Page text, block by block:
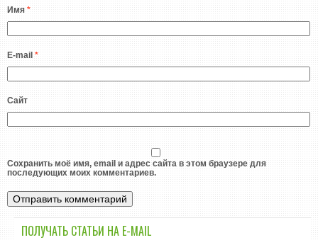
Имя *
E-mail *
Сайт
Сохранить моё имя, email и адрес сайта в этом браузере для
последующих моих комментариев.
ПОЛУЧАТЬ СТАТЬИ НА E-MАIL